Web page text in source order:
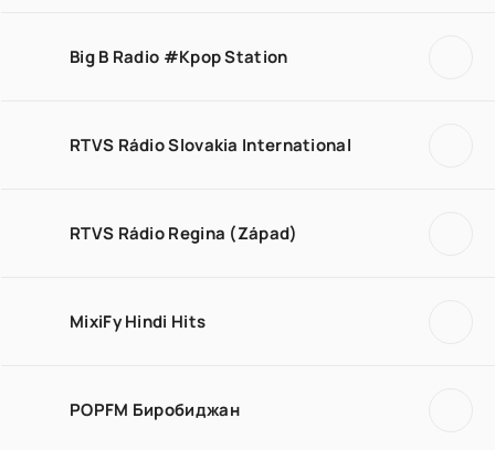
Big B Radio #Kpop Station
RTVS Rádio Slovakia International
RTVS Rádio Regina (Západ)
MixiFy Hindi Hits
POPFM Биробиджан